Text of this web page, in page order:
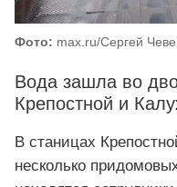
Фото: max.ru/Сергей
Вода зашла во
Крепостной и
В станицах
несколько